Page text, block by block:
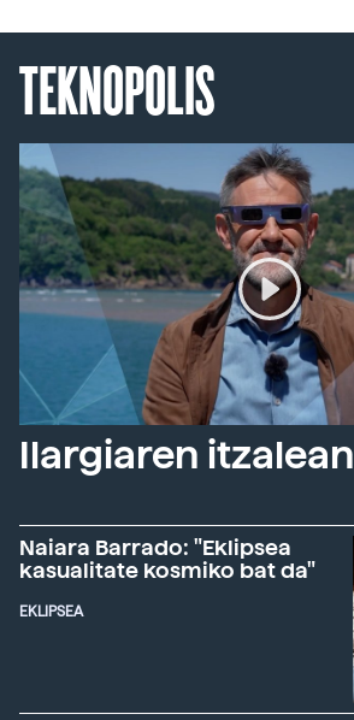
TEKNOPOLIS
Ilargiaren itzalean
Naiara Barrado: "Eklipsea
kasualitate kosmiko bat da"
EKLIPSEA